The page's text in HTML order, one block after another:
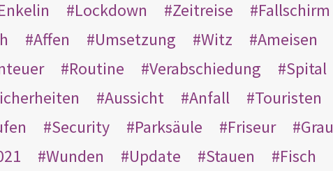
Lockdown Zeitreise
Fallschirm
Affen Umsetzung Witz
Ameisen
Routine Verabschiedung
Spital
Aussicht Anfall
Touristen
Security Parksäule Friseur
Grau
Wunden Update Stauen
Fisch